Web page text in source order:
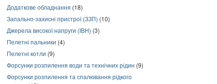
Додаткове обладнання (18)
Запально-захисні пристрої (ЗЗП) (10)
Джерела високої напруги (ІВН) (3)
Пелетні пальники (4)
Пелетні котли (9)
Форсунки розпилення води та технічних рідин (9)
Форсунки розпилення та спалювання рідкого